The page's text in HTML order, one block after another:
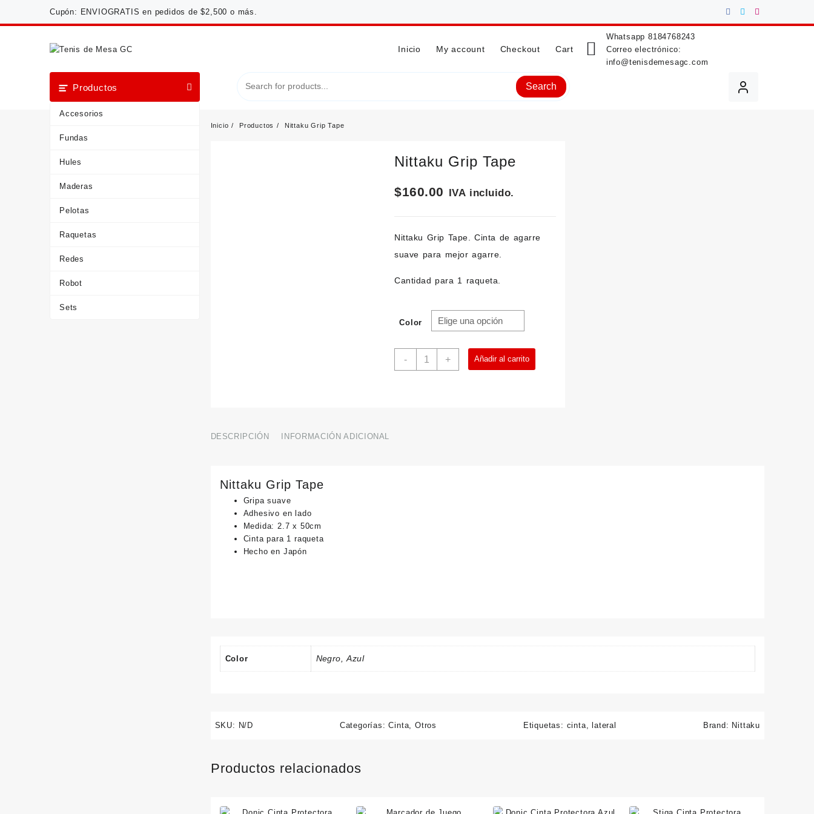
Cupón: ENVIOGRATIS en pedidos de $2,500 o más.
Inicio My account Checkout Cart
Whatsapp 8184768243
Correo electrónico:
info@tenisdemesagc.com
Productos
Accesorios
Fundas
Hules
Maderas
Pelotas
Raquetas
Redes
Robot
Sets
Search
Inicio Productos Nittaku Grip Tape
Nittaku Grip Tape
$160.00 IVA incluido.
Nittaku Grip Tape. Cinta de agarre
suave para mejor agarre.
Cantidad para 1 raqueta.
Color
-
Nittaku
+ Añadir al carrito
DESCRIPCIÓN INFORMACIÓN ADICIONAL
Nittaku Grip Tape
Gripa suave
Adhesivo en lado
Medida: 2.7 x 50cm
Cinta para 1 raqueta
Hecho en Japón
Color Negro, Azul
SKU: N/D Categorías:Cinta Otros Etiquetas: cinta ,lateral Brand: Nittaku
Productos relacionados